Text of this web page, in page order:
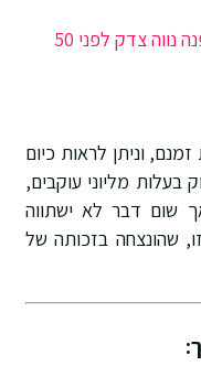
וניתן לראות כיום
בעלות מליוני עוקבים,
שום דבר לא ישתווה
שהונצחה בזכותה של